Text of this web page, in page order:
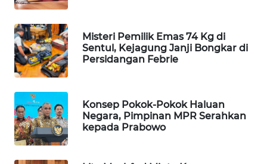
Misteri Pemilik Emas 74 Kg di
Sentul, Kejagung Janji Bongkar di
Persidangan Febrie
Konsep Pokok-Pokok Haluan
Negara, Pimpinan MPR Serahkan
kepada Prabowo
WAHANA
TV
WAHANANEWS
ID
WAHANANEWS
CO ID